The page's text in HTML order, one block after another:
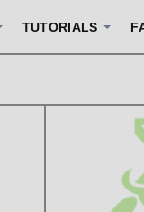
TUTORIALS